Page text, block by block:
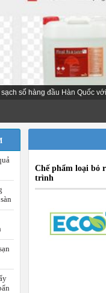
số hàng đầu Hàn Quốc
Chế phẩm loại bỏ
trình